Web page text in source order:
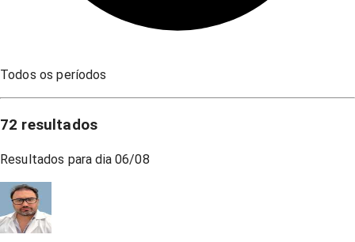
Todos os períodos
72 resultados
Resultados para dia 06/08